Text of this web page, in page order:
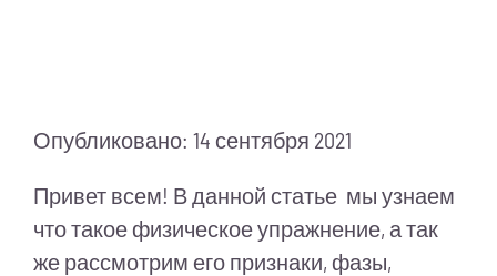
Опубликовано: 14 сентября 2021
Привет всем! В данной статье мы узнаем
что такое физическое упражнение, а так
же рассмотрим его признаки, фазы,